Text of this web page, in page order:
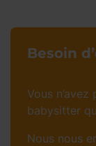
Besoin
Vous
babysitter
Nous nous